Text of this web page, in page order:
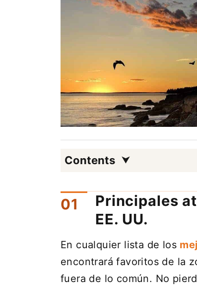
Contents
Principales
EE. UU.
En cualquier lista de los
encontrará favoritos de la
fuera de lo común. No